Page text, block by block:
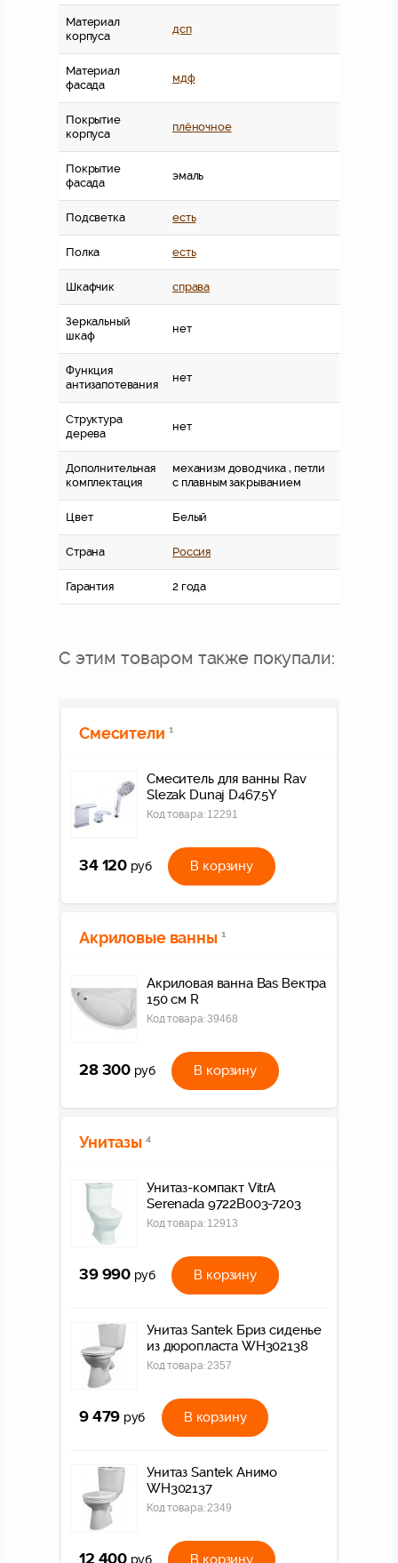
Материал
корпуса
дсп
Материал
фасада
мдф
Покрытие
корпуса
плёночное
Покрытие
фасада
эмаль
Подсветка есть
Полка есть
Шкафчик справа
Зеркальный
шкаф
нет
Функция
антизапотевания
нет
Структура
дерева
нет
Дополнительная
комплектация
механизм доводчика , петли
с плавным закрыванием
Цвет Белый
Страна Россия
Гарантия 2 года
С этим товаром также покупали:
Смесители 1
Смеситель для ванны Rav
Slezak Dunaj D467.5Y
Код товара: 12291
34 120 руб В корзину
Акриловые ванны 1
Акриловая ванна Bas Вектра
150 см R
Код товара:39468
28 300 руб В корзину
Унитазы 4
Унитаз-компакт VitrA
Serenada 9722B003-7203
Код товара: 12913
39 990 руб В корзину
Унитаз Santek Бриз сиденье
из дюропласта WH302138
Код товара:2357
9 479 руб В корзину
Унитаз Santek Анимо
WH302137
Код товара:2349
руб В корзину